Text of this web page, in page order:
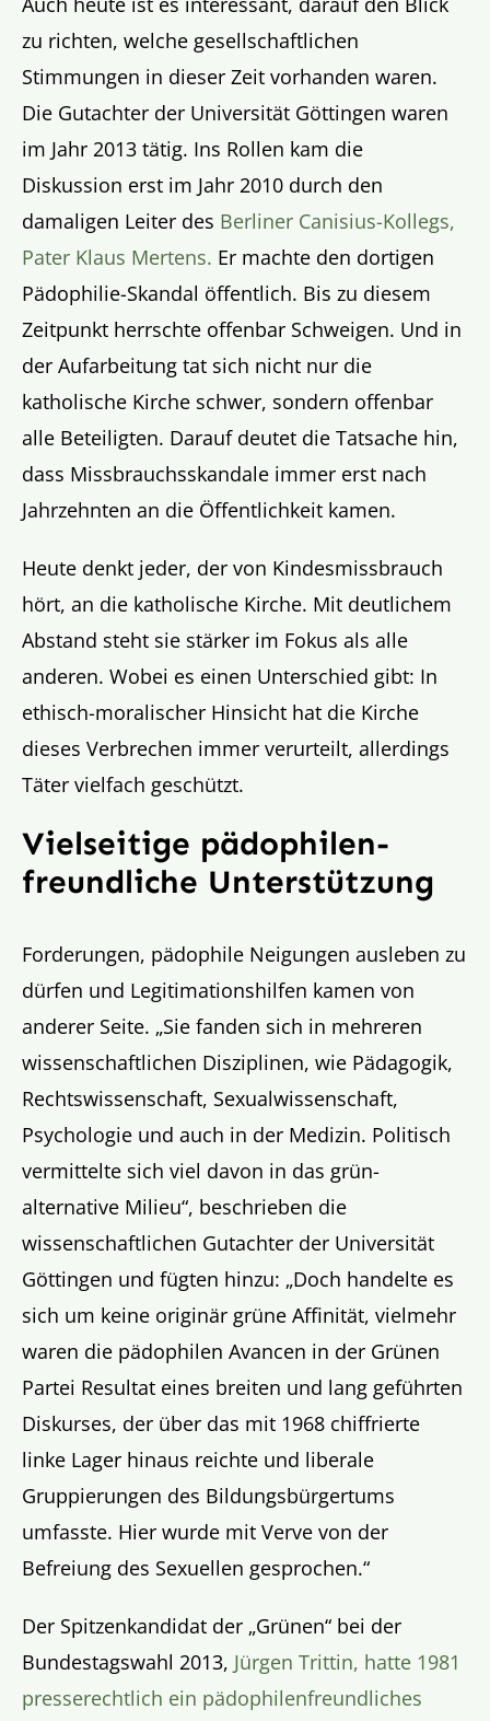
zu richten, welche gesellschaftlichen
Stimmungen in dieser Zeit vorhanden waren.
Die Gutachter der Universität Göttingen waren
im Jahr 2013 tätig. Ins Rollen kam die
Diskussion erst im Jahr 2010 durch den
damaligen Leiter des Berliner Canisius-Kollegs,
Pater Klaus Mertens. Er machte den dortigen
Pädophilie-Skandal öffentlich. Bis zu diesem
Zeitpunkt herrschte offenbar Schweigen. Und in
der Aufarbeitung tat sich nicht nur die
katholische Kirche schwer, sondern offenbar
alle Beteiligten. Darauf deutet die Tatsache hin,
dass Missbrauchsskandale immer erst nach
Jahrzehnten an die Öffentlichkeit kamen.
Heute denkt jeder, der von Kindesmissbrauch
hört, an die katholische Kirche. Mit deutlichem
Abstand steht sie stärker im Fokus als alle
anderen. Wobei es einen Unterschied gibt: In
ethisch-moralischer Hinsicht hat die Kirche
dieses Verbrechen immer verurteilt, allerdings
Täter vielfach geschützt.
Vielseitige pädophilen-
freundliche Unterstützung
Forderungen, pädophile Neigungen ausleben zu
dürfen und Legitimationshilfen kamen von
anderer Seite. „Sie fanden sich in mehreren
wissenschaftlichen Disziplinen, wie Pädagogik,
Rechtswissenschaft, Sexualwissenschaft,
Psychologie und auch in der Medizin. Politisch
vermittelte sich viel davon in das grün-
alternative Milieu“, beschrieben die
wissenschaftlichen Gutachter der Universität
Göttingen und fügten hinzu: „Doch handelte es
sich um keine originär grüne Affinität, vielmehr
waren die pädophilen Avancen in der Grünen
Partei Resultat eines breiten und lang geführten
Diskurses, der über das mit 1968 chiffrierte
linke Lager hinaus reichte und liberale
Gruppierungen des Bildungsbürgertums
umfasste. Hier wurde mit Verve von der
Befreiung des Sexuellen gesprochen.“
Der Spitzenkandidat der „Grünen“ bei der
Bundestagswahl 2013, Jürgen Trittin, hatte 1981
presserechtlich ein pädophilenfreundliches